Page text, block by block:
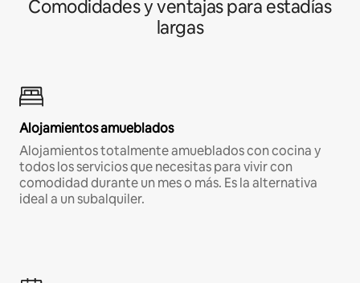
Comodidades y ventajas para estadías
largas
Alojamientos amueblados
Alojamientos totalmente amueblados con cocina y
todos los servicios que necesitas para vivir con
comodidad durante un mes o más. Es la alternativa
ideal a un subalquiler.